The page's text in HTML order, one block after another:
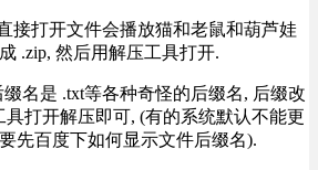
接打开文件会播放猫和老鼠和葫芦娃
.zip, 然后用解压工具打开.
名是 .txt等各种奇怪的后缀名, 后缀改
具打开解压即可, (有的系统默认不能更
先百度下如何显示文件后缀名).